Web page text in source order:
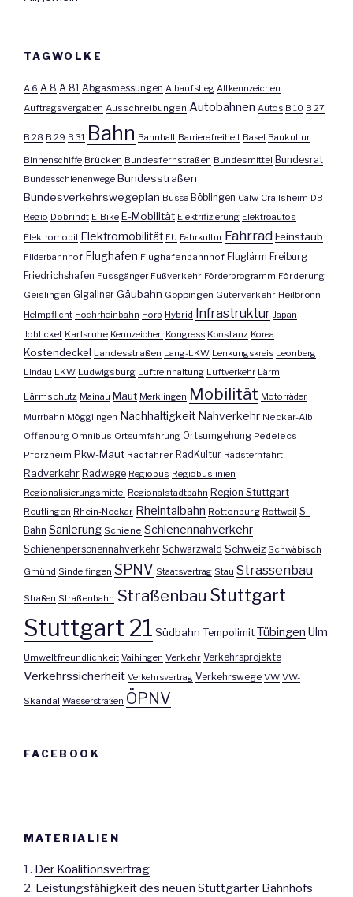
TAGWOLKE
A 6 A 8 A 81 Abgasmessungen Albaufstieg Altkennzeichen
Auftragsvergaben Ausschreibungen Autobahnen Autos B 10 B 27
B 28 B 29 B 31 Bahn Bahnhalt Barrierefreiheit Basel Baukultur
Binnenschiffe Brücken Bundesfernstraßen Bundesmittel Bundesrat
Bundesschienenwege Bundesstraßen
Bundesverkehrswegeplan Busse Böblingen Calw Crailsheim DB
Regio Dobrindt E-Bike E-Mobilität Elektrifizierung Elektroautos
Elektromobil Elektromobilität EU Fahrkultur FahrradFeinstaub
Filderbahnhof Flughafen Flughafenbahnhof Fluglärm Freiburg
Friedrichshafen Fussgänger Fußverkehr Förderprogramm Förderung
Geislingen Gigaliner Gäubahn Göppingen Güterverkehr Heilbronn
Helmpflicht Hochrheinbahn Horb Hybrid Infrastruktur Japan
Jobticket Karlsruhe Kennzeichen Kongress Konstanz Korea
Kostendeckel Landesstraßen Lang-LKW Lenkungskreis Leonberg
Lindau LKW Ludwigsburg Luftreinhaltung Luftverkehr Lärm
Lärmschutz Mainau Maut Merklingen Mobilität Motorräder
Murrbahn Mögglingen Nachhaltigkeit Nahverkehr Neckar-Alb
Offenburg Omnibus Ortsumfahrung Ortsumgehung Pedelecs
Pforzheim Pkw-Maut Radfahrer RadKultur Radsternfahrt
Radverkehr Radwege Regiobus Regiobuslinien
Regionalisierungsmittel Regionalstadtbahn Region Stuttgart
Reutlingen Rhein-Neckar Rheintalbahn Rottenburg Rottweil S-
Bahn Sanierung Schiene Schienennahverkehr
Schienenpersonennahverkehr Schwarzwald Schweiz Schwäbisch
Gmünd Sindelfingen SPNV Staatsvertrag Stau Strassenbau
Straßen Straßenbahn Straßenbau Stuttgart
Stuttgart 21 Südbahn Tempolimit Tübingen Ulm
Umweltfreundlichkeit Vaihingen Verkehr Verkehrsprojekte
Verkehrssicherheit Verkehrsvertrag Verkehrswege VW VW-
Skandal Wasserstraßen ÖPNV
FACEBOOK
MATERIALIEN
1. Der Koalitionsvertrag
2. Leistungsfähigkeit des neuen Stuttgarter Bahnhofs